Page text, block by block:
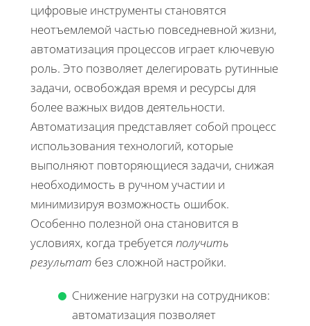
цифровые инструменты становятся
неотъемлемой частью повседневной жизни,
автоматизация процессов играет ключевую
роль. Это позволяет делегировать рутинные
задачи, освобождая время и ресурсы для
более важных видов деятельности.
Автоматизация представляет собой процесс
использования технологий, которые
выполняют повторяющиеся задачи, снижая
необходимость в ручном участии и
минимизируя возможность ошибок.
Особенно полезной она становится в
условиях, когда требуется получить
результат без сложной настройки.
Снижение нагрузки на сотрудников:
автоматизация позволяет